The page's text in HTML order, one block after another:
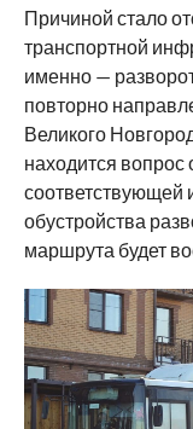
Причиной стало
транспортной
именно —
повторно
Великого
находится вопрос
соответствующей
обустройства
маршрута будет